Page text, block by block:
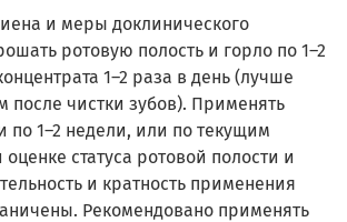
и меры доклинического
ротовую полость и горло по 1–2
1–2 раза в день (лучше
после чистки зубов). Применять
по 1–2 недели, или по текущим
статуса ротовой полости и
и кратность применения
Рекомендовано применять